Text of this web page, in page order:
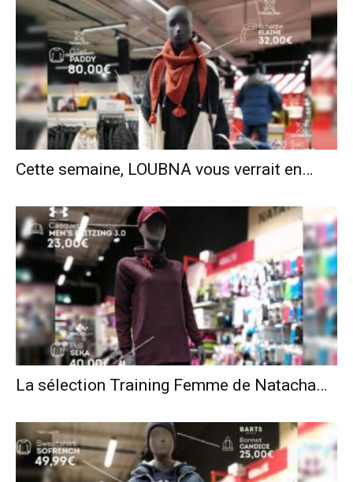
Cette semaine, LOUBNA vous verrait en…
La sélection Training Femme de Natacha…